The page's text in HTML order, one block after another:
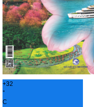
+32
°
C